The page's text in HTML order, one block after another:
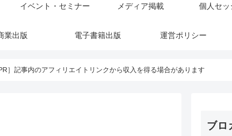
イベント・セミナー メディア掲載 個人セッ
業出版 電子書籍出版 運営ポリシー
PR］記事内のアフィリエイトリンクから収入を得る場合があります
ブロ